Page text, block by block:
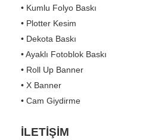
• Kumlu Folyo Baskı
• Plotter Kesim
• Dekota Baskı
• Ayaklı Fotoblok Baskı
• Roll Up Banner
• X Banner
• Cam Giydirme
İLETİŞİM